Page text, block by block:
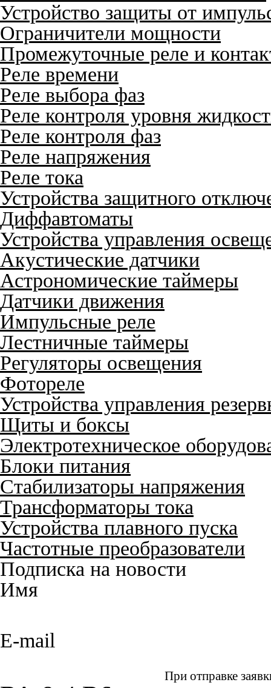
Устройство защиты от
Ограничители мощности
Промежуточные реле и
Реле времени
Реле выбора фаз
Реле контроля уровня
Реле контроля фаз
Реле напряжения
Реле тока
Устройства защитного
Диффавтоматы
Устройства управления
Акустические датчики
Астрономические таймеры
Датчики движения
Импульсные реле
Лестничные таймеры
Регуляторы освещения
Фотореле
Устройства управления
Щиты и боксы
Электротехническое
Блоки питания
Стабилизаторы напряжения
Трансформаторы тока
Устройства плавного пуска
Частотные преобразователи
Подписка на новости
Имя
E-mail
При отправке